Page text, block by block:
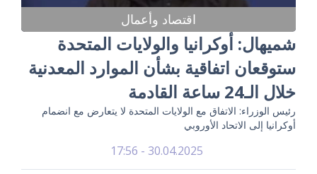
اقتصاد وأعمال
شميهال: أوكرانيا والولايات المتحدة
ستوقعان اتفاقية بشأن الموارد المعدنية
خلال الـ24 ساعة القادمة
رئيس الوزراء: الاتفاق مع الولايات المتحدة لا يتعارض مع انضمام
أوكرانيا إلى الاتحاد الأوروبي
30.04.2025 - 17:56